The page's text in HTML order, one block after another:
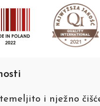
i nježno